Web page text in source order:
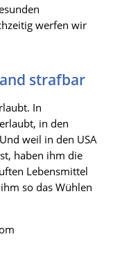
werfen wir
strafbar
In
in den
weil in den USA
haben ihm die
Lebensmittel
so das Wühlen